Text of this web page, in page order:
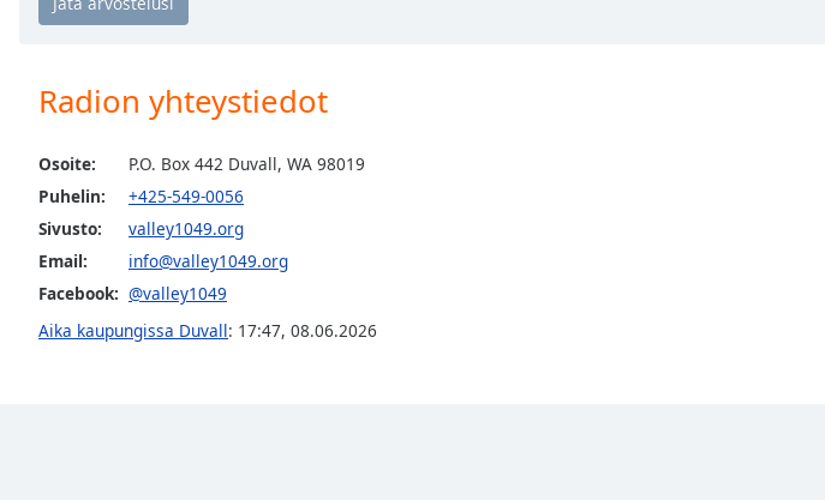
Opacity
Background
Color
Radion yhteystiedot
Osoite:
P.O. Box 442 Duvall, WA 98019
Puhelin:
+425-549-0056
Sivusto:
valley1049.org
Email:
info@valley1049.org
Facebook: @valley1049
Aika kaupungissa Duvall: 17:47, 08.06.2026